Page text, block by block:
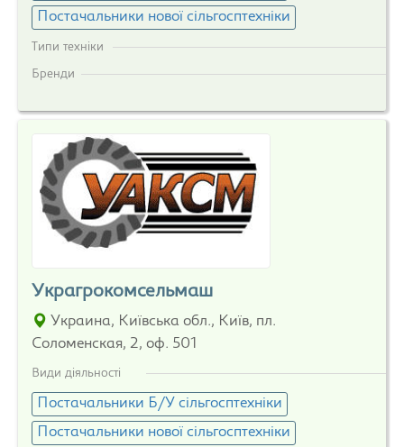
Постачальники нової сільгосптехніки
Типи техніки
Бренди
Украгрокомсельмаш
Украина, Київська обл., Київ, пл.
Соломенская, 2, оф. 501
Види діяльності
Постачальники Б/У сільгосптехніки
Постачальники нової сільгосптехніки